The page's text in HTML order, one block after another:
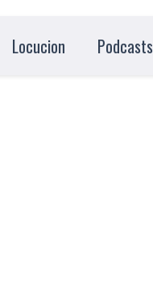
Locucion Podcasts